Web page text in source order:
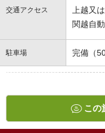
交通アクセス
上越又
関越自
駐車場 完備（
この